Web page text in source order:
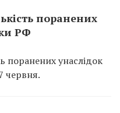
поранених
РФ
поранених унаслідок
червня.